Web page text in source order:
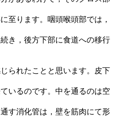
至ります。咽頭喉頭部では，
き，後方下部に食道への移行
られたことと思います。皮下
いるのです。中を通るのは空
す消化管は，壁を筋肉にて形